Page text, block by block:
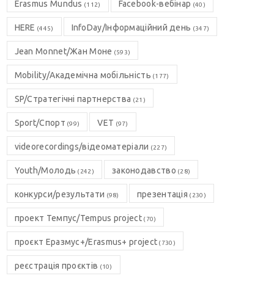
Erasmus Mundus (112) Facebook-вебінар (40)
HERE (445) InfoDay/Інформаційний день (347)
Jean Monnet/Жан Моне (593)
Mobility/Академічна мобільність (177)
SP/Стратегічні партнерства (21)
Sport/Спорт (99) VET (97)
videorecordings/відеоматеріали (227)
Youth/Молодь (242) законодавство (28)
конкурси/результати (98) презентація (230)
проект Темпус/Tempus project(70)
проєкт Еразмус+/Erasmus+ project (730)
реєстрація проєктів (10)